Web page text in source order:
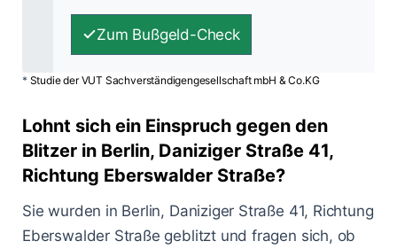
Zum Bußgeld-Check
* Studie der VUT Sachverständigengesellschaft mbH & Co.KG
Lohnt sich ein Einspruch gegen den
Blitzer in Berlin, Daniziger Straße 41,
Richtung Eberswalder Straße?
Sie wurden in Berlin, Daniziger Straße 41, Richtung
Eberswalder Straße geblitzt und fragen sich, ob